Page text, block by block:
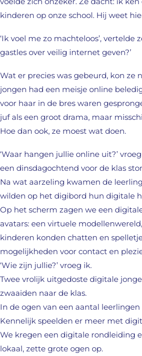
kinderen op onze school. Hij weet
‘Ik voel me zo machteloos’, vertelde
gastles over veilig internet geven?’
Wat er precies was gebeurd, kon ze
jongen had een meisje online
voor haar in de bres waren
juf als een groot drama, maar
Hoe dan ook, ze moest wat doen.
‘Waar hangen jullie online uit?’
een dinsdagochtend voor de klas
Na wat aarzeling kwamen de
wilden op het digibord hun digitale
Op het scherm zagen we een
avatars: een virtuele
kinderen konden chatten en
mogelijkheden voor contact en
‘Wie zijn jullie?’ vroeg ik.
Twee vrolijk uitgedoste digitale
zwaaiden naar de klas.
In de ogen van een aantal
Kennelijk speelden er meer met
We kregen een digitale rondleiding
lokaal, zette grote ogen op.